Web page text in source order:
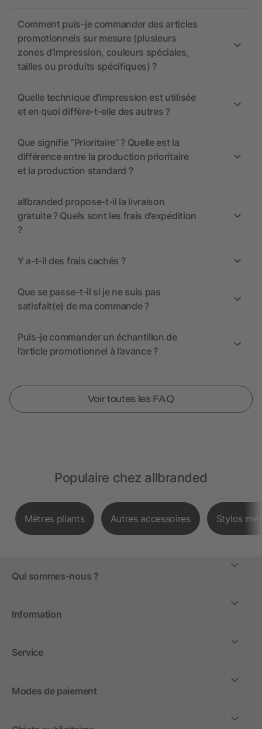
Comment puis-je commander des articles
promotionnels sur mesure (plusieurs
zones d’impression, couleurs spéciales,
tailles ou produits spécifiques) ?
Quelle technique d’impression est utilisée
et en quoi diffère-t-elle des autres ?
Que signifie “Prioritaire” ? Quelle est la
différence entre la production prioritaire
et la production standard ?
allbranded propose-t-il la livraison
gratuite ? Quels sont les frais d’expédition
?
Y a-t-il des frais cachés ?
Que se passe-t-il si je ne suis pas
satisfait(e) de ma commande ?
Puis-je commander un échantillon de
l’article promotionnel à l’avance ?
Voir toutes les FAQ
Populaire chez allbranded
Mètres pliants Autres accessoires Stylos
Qui sommes-nous ?
Information
Service
Modes de paiement